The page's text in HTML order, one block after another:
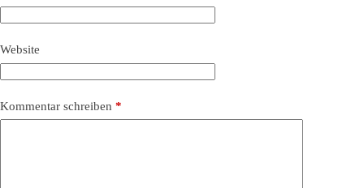
Website
Kommentar schreiben *